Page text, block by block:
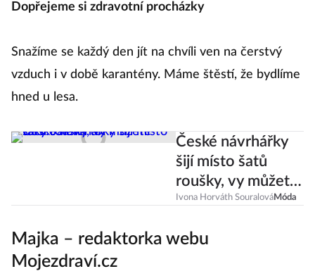
Dopřejeme si zdravotní procházky
Snažíme se každý den jít na chvíli ven na čerstvý
vzduch i v době karantény. Máme štěstí, že bydlíme
hned u lesa.
České návrhářky
šijí místo šatů
roušky, vy můžete
taky. Jak na to?
Ivona Horváth SouralováMóda
Majka – redaktorka webu
Mojezdraví.cz